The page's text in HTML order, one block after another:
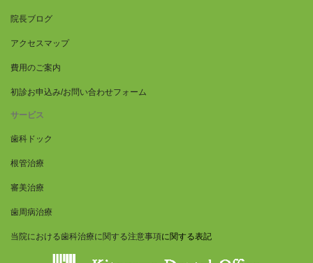
院長ブログ
アクセスマップ
費用のご案内
初診お申込み/お問い合わせフォーム
サービス
歯科ドック
根管治療
審美治療
歯周病治療
当院における歯科治療に関する注意事項に関する表記